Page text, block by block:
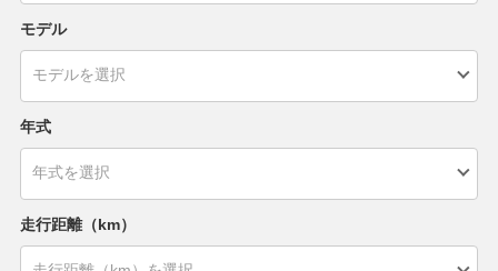
モデル
年式
走行距離（km）